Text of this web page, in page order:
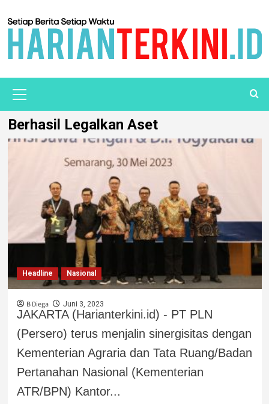
Berhasil Legalkan Aset
Headline Nasional
B Diega Juni 3, 2023
JAKARTA (Harianterkini.id) - PT PLN
(Persero) terus menjalin sinergisitas dengan
Kementerian Agraria dan Tata Ruang/Badan
Pertanahan Nasional (Kementerian
ATR/BPN) Kantor...